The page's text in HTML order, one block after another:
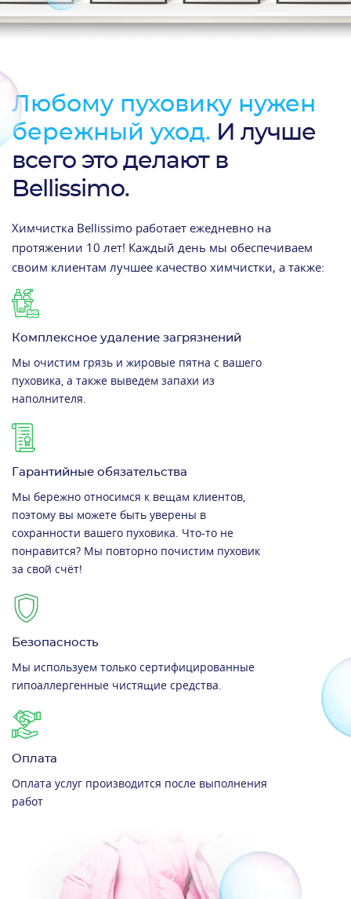
Любому пуховику нужен
бережный уход. И лучше
всего это делают в
Bellissimo.
Химчистка Bellissimo работает ежедневно на
протяжении 10 лет! Каждый день мы обеспечиваем
своим клиентам лучшее качество химчистки, а также:
Комплексное удаление загрязнений
Мы очистим грязь и жировые пятна с вашего
пуховика, а также выведем запахи из
наполнителя.
Гарантийные обязательства
Мы бережно относимся к вещам клиентов,
поэтому вы можете быть уверены в
сохранности вашего пуховика. Что-то не
понравится? Мы повторно почистим пуховик
за свой счёт!
Безопасность
Мы используем только сертифицированные
гипоаллергенные чистящие средства.
Оплата
Оплата услуг производится после выполнения
работ